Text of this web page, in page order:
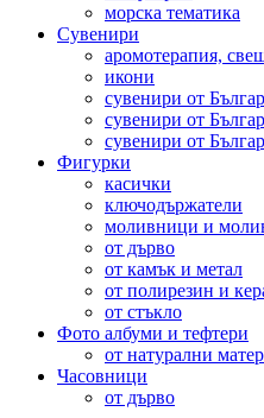
морска тематика
Сувенири
аромотерапия,
икони
сувенири от
сувенири от
сувенири от
Фигурки
касички
ключодържатели
моливници и
от дърво
от камък и метал
от полирезин и
от стъкло
Фото албуми и тефтери
от натурални
Часовници
от дърво